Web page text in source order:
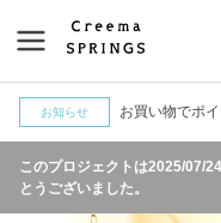
お知らせ お買い物でポ
このプロジェクトは2025/07/24
とうございました。